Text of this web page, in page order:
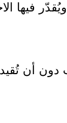
فيها
أن